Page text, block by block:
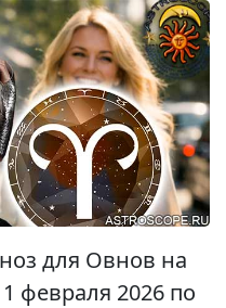
для Овнов на
февраля 2026 по